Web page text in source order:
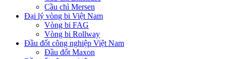
Cầu chì Mersen
Đại lý vòng bi Việt Nam
Vòng bi FAG
Vòng bi Rollway
Đầu đốt công nghiệp Việt Nam
Đầu đốt Maxon